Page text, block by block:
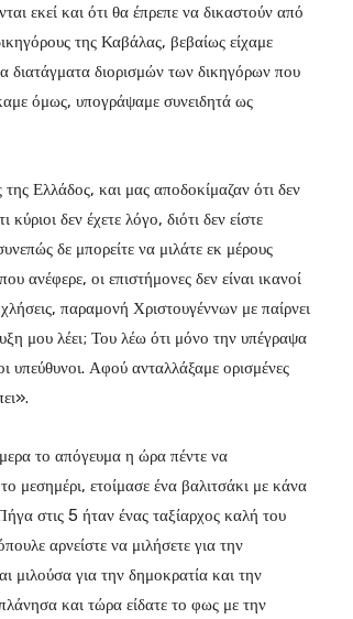
εκεί και ότι θα έπρεπε να δικαστούν από
της Καβάλας, βεβαίως είχαμε
διατάγματα διορισμών των δικηγόρων που
όμως, υπογράψαμε συνειδητά ως
Ελλάδος, και μας αποδοκίμαζαν ότι δεν
δεν έχετε λόγο, διότι δεν είστε
δε μπορείτε να μιλάτε εκ μέρους
οι επιστήμονες δεν είναι ικανοί
παραμονή Χριστουγέννων με παίρνει
μου λέει; Του λέω ότι μόνο την υπέγραψα
υπεύθυνοι. Αφού ανταλλάξαμε ορισμένες
το απόγευμα η ώρα πέντε να
μεσημέρι, ετοίμασε ένα βαλιτσάκι με κάνα
στις 5 ήταν ένας ταξίαρχος καλή του
αρνείστε να μιλήσετε για την
μιλούσα για την δημοκρατία και την
και τώρα είδατε το φως με την